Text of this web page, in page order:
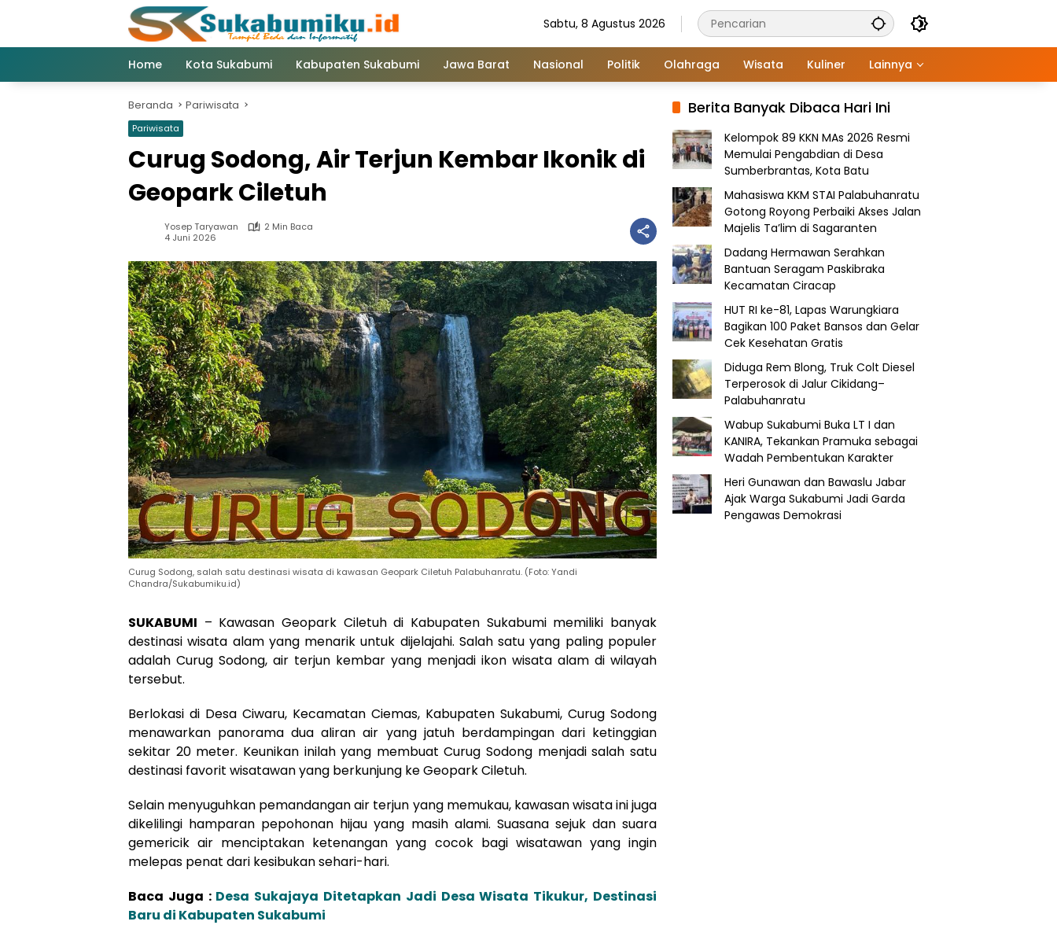
Sabtu, 8 Agustus 2026
Home Kota Sukabumi Kabupaten Sukabumi Jawa Barat Nasional Politik Olahraga Wisata Kuliner Lainnya
Beranda Pariwisata
Pariwisata
Curug Sodong, Air Terjun Kembar Ikonik di
Geopark Ciletuh
Yosep Taryawan
2 Min Baca
4 Juni 2026
Curug Sodong, salah satu destinasi wisata di kawasan Geopark Ciletuh Palabuhanratu. (Foto: Yandi
Chandra/Sukabumiku.id)
SUKABUMI – Kawasan Geopark Ciletuh di Kabupaten Sukabumi memiliki banyak
destinasi wisata alam yang menarik untuk dijelajahi. Salah satu yang paling populer
adalah Curug Sodong, air terjun kembar yang menjadi ikon wisata alam di wilayah
tersebut.
Berlokasi di Desa Ciwaru, Kecamatan Ciemas, Kabupaten Sukabumi, Curug Sodong
menawarkan panorama dua aliran air yang jatuh berdampingan dari ketinggian
sekitar 20 meter. Keunikan inilah yang membuat Curug Sodong menjadi salah satu
destinasi favorit wisatawan yang berkunjung ke Geopark Ciletuh.
Selain menyuguhkan pemandangan air terjun yang memukau, kawasan wisata ini juga
dikelilingi hamparan pepohonan hijau yang masih alami. Suasana sejuk dan suara
gemericik air menciptakan ketenangan yang cocok bagi wisatawan yang ingin
melepas penat dari kesibukan sehari-hari.
Baca Juga : Desa Sukajaya Ditetapkan Jadi Desa Wisata Tikukur, Destinasi
Baru di Kabupaten Sukabumi
Berita Banyak Dibaca Hari Ini
Kelompok 89 KKN MAs 2026 Resmi
Memulai Pengabdian di Desa
Sumberbrantas, Kota Batu
Mahasiswa KKM STAI Palabuhanratu
Gotong Royong Perbaiki Akses Jalan
Majelis Ta’lim di Sagaranten
Dadang Hermawan Serahkan
Bantuan Seragam Paskibraka
Kecamatan Ciracap
HUT RI ke-81, Lapas Warungkiara
Bagikan 100 Paket Bansos dan Gelar
Cek Kesehatan Gratis
Diduga Rem Blong, Truk Colt Diesel
Terperosok di Jalur Cikidang–
Palabuhanratu
Wabup Sukabumi Buka LT I dan
KANIRA, Tekankan Pramuka sebagai
Wadah Pembentukan Karakter
Heri Gunawan dan Bawaslu Jabar
Ajak Warga Sukabumi Jadi Garda
Pengawas Demokrasi